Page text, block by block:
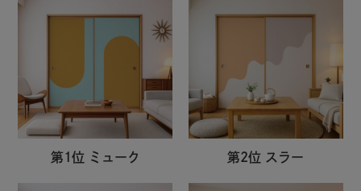
第1位 ミューク 第2位 スラー